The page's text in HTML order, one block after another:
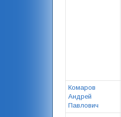
Комаров
Андрей
Павлович